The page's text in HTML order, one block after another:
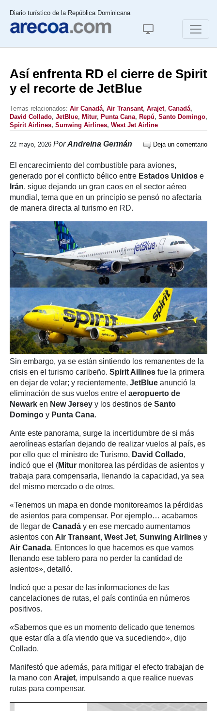
Diario turístico de la República Dominicana
Así enfrenta RD el cierre de Spirit
y el recorte de JetBlue
Temas relacionados: Air Canadá, Air Transant, Arajet, Canadá,
David Collado, JetBlue, Mitur, Punta Cana, Repú, Santo Domingo,
Spirit Airlines, Sunwing Airlines, West Jet Airline
22 mayo, 2026 PorAndreina Germán Deja un comentario
El encarecimiento del combustible para aviones,
generado por el conflicto bélico entre Estados Unidos e
Irán, sigue dejando un gran caos en el sector aéreo
mundial, tema que en un principio se pensó no afectaría
de manera directa al turismo en RD.
Sin embargo, ya se están sintiendo los remanentes de la
crisis en el turismo caribeño. Spirit Ailines fue la primera
en dejar de volar; y recientemente, JetBlue anunció la
eliminación de sus vuelos entre el aeropuerto de
Newark en New Jersey y los destinos de Santo
Domingo y Punta Cana.
Ante este panorama, surge la incertidumbre de si más
aerolíneas estarían dejando de realizar vuelos al país, es
por ello que el ministro de Turismo, David Collado,
indicó que el (Mitur monitorea las pérdidas de asientos y
trabaja para compensarla, llenando la capacidad, ya sea
del mismo mercado o de otros.
«Tenemos un mapa en donde monitoreamos la pérdidas
de asientos para compensar. Por ejemplo… acabamos
de llegar de Canadá y en ese mercado aumentamos
asientos con Air Transant, West Jet, Sunwing Airlines y
Air Canada. Entonces lo que hacemos es que vamos
llenando ese tablero para no perder la cantidad de
asientos», detalló.
Indicó que a pesar de las informaciones de las
cancelaciones de rutas, el país continúa en números
positivos.
«Sabemos que es un momento delicado que tenemos
que estar día a día viendo que va sucediendo», dijo
Collado.
Manifestó que además, para mitigar el efecto trabajan de
la mano con Arajet, impulsando a que realice nuevas
rutas para compensar.